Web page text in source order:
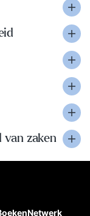
van zaken
Netwerk